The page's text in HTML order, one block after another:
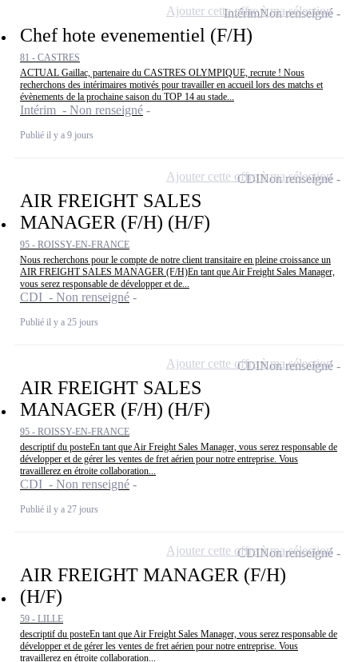
Chef hote evenementiel (F/H)
81 - CASTRES
ACTUAL Gaillac, partenaire du CASTRES OLYMPIQUE, recrute ! Nous
recherchons des intérimaires motivés pour travailler en accueil lors des matchs et
évènements de la prochaine saison du TOP 14 au stade...
Intérim - Non renseigné
Publié il y a 9 jours
IntérimNon renseigné
Ajouter cette offre à ma sélection
AIR FREIGHT SALES
MANAGER (F/H) (H/F)
95 - ROISSY-EN-FRANCE
Nous recherchons pour le compte de notre client transitaire en pleine croissance un
AIR FREIGHT SALES MANAGER (F/H)En tant que Air Freight Sales Manager,
vous serez responsable de développer et de...
CDI - Non renseigné
Publié il y a 25 jours
CDINon renseigné
Ajouter cette offre à ma sélection
AIR FREIGHT SALES
MANAGER (F/H) (H/F)
95 - ROISSY-EN-FRANCE
descriptif du posteEn tant que Air Freight Sales Manager, vous serez responsable de
développer et de gérer les ventes de fret aérien pour notre entreprise. Vous
travaillerez en étroite collaboration...
CDI - Non renseigné
Publié il y a 27 jours
CDINon renseigné
Ajouter cette offre à ma sélection
AIR FREIGHT MANAGER (F/H)
(H/F)
59 - LILLE
descriptif du posteEn tant que Air Freight Sales Manager, vous serez responsable de
développer et de gérer les ventes de fret aérien pour notre entreprise. Vous
travaillerez en étroite collaboration...
CDINon renseigné
Ajouter cette offre à ma sélection